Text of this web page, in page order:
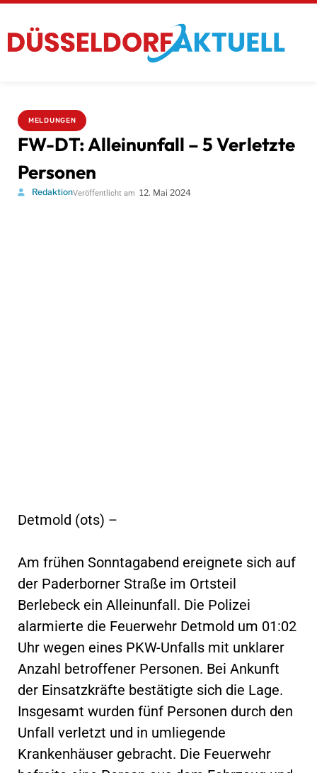
MELDUNGEN
FW-DT: Alleinunfall – 5 Verletzte
Personen
RedaktionVeröffentlicht am 12. Mai 2024
Detmold (ots) –
Am frühen Sonntagabend ereignete sich auf
der Paderborner Straße im Ortsteil
Berlebeck ein Alleinunfall. Die Polizei
alarmierte die Feuerwehr Detmold um 01:02
Uhr wegen eines PKW-Unfalls mit unklarer
Anzahl betroffener Personen. Bei Ankunft
der Einsatzkräfte bestätigte sich die Lage.
Insgesamt wurden fünf Personen durch den
Unfall verletzt und in umliegende
Krankenhäuser gebracht. Die Feuerwehr